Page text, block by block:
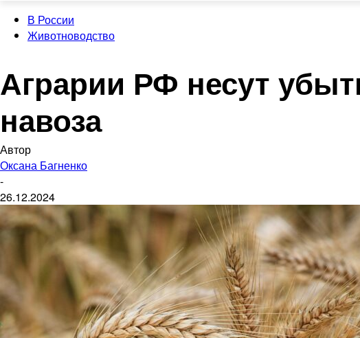
В России
Животноводство
Аграрии РФ несут
навоза
Автор
Оксана Багненко
-
26.12.2024